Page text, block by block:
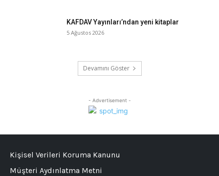
KAFDAV Yayınları’ndan yeni kitaplar
5 Ağustos 2026
Devamını Göster
- Advertisement -
Kişisel Verileri Koruma Kanunu
Müşteri Aydınlatma Metni